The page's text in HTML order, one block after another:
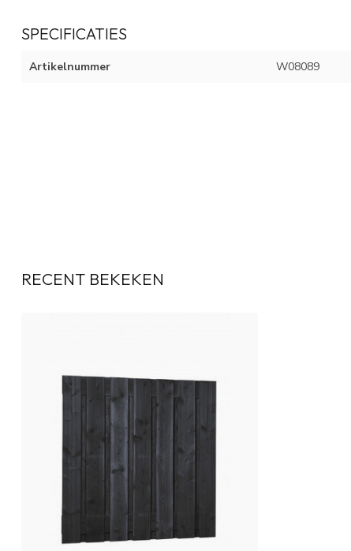
SPECIFICATIES
Artikelnummer W08089
RECENT BEKEKEN